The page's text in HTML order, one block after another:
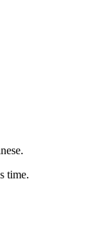
time.